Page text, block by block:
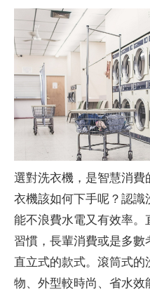
選對洗衣機，是智慧消
衣機該如何下手呢？認
能不浪費水電又有效率
習慣，長輩消費或是多
直立式的款式。滾筒式
物、外型較時尚、省水